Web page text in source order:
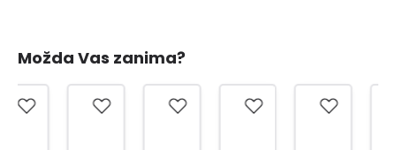
Možda Vas zanima?